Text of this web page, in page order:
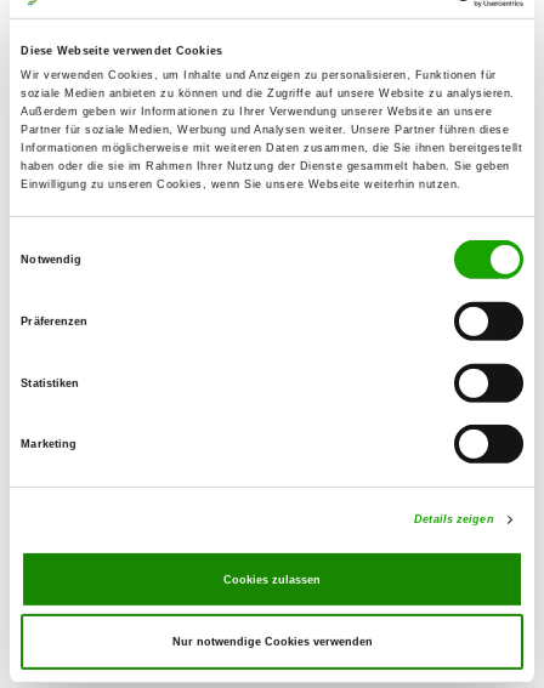
Diese Webseite verwendet Cookies
Wir verwenden Cookies, um Inhalte und Anzeigen zu personalisieren, Funktionen für
soziale Medien anbieten zu können und die Zugriffe auf unsere Website zu analysieren.
Außerdem geben wir Informationen zu Ihrer Verwendung unserer Website an unsere
Partner für soziale Medien, Werbung und Analysen weiter. Unsere Partner führen diese
Informationen möglicherweise mit weiteren Daten zusammen, die Sie ihnen bereitgestellt
haben oder die sie im Rahmen Ihrer Nutzung der Dienste gesammelt haben. Sie geben
Einwilligung zu unseren Cookies, wenn Sie unsere Webseite weiterhin nutzen.
Notwendig
Präferenzen
Statistiken
Marketing
Details zeigen
Cookies zulassen
Nur notwendige Cookies verwenden
OG - Niesky/See e.V.
Details
Petershainerstr
02906 Niesky-See
Details
02727 Neugersdorf
Details
Am Fuchsberg
OG - HSV Reichenbach/Oberlausitz
Details